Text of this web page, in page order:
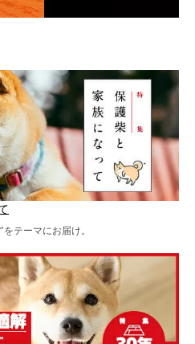
テーマにお届け。